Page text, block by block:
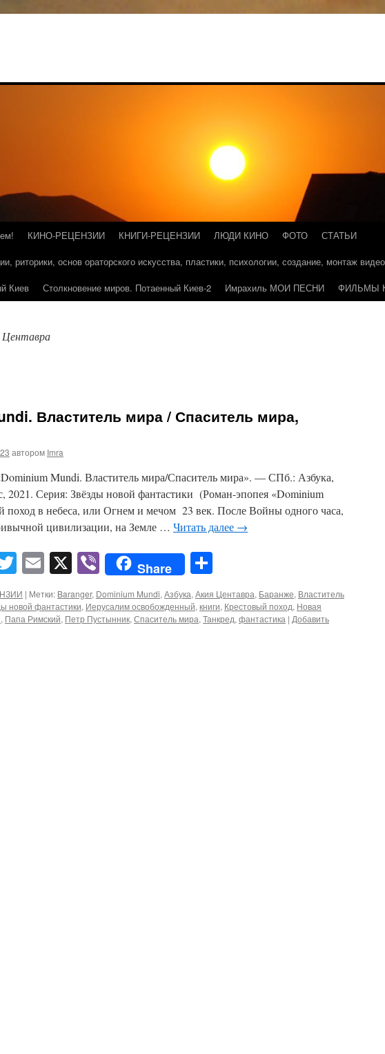
КИНО-РЕЦЕНЗИИ КНИГИ-РЕЦЕНЗИИ ЛЮДИ КИНО ФОТО
СТАТЬИ
риторики, основ ораторского искусства, пластики, психологии, создание, монтаж
Киев
Столкновение миров. Потаенный Киев-2 Имрахиль МОИ ПЕСНИ ФИЛЬМЫ
Центавра
Властитель мира / Спаситель мира,
автором Imra
Mundi. Властитель мира/Спаситель мира». — СПб.: Азбука,
2021. Серия: Звёзды новой фантастики (Роман-эпопея «Dominium
поход в небеса, или Огнем и мечом 23 век. После Войны одного часа,
цивилизации, на Земле … Читать далее →
Twitter
Email
X ViberShare
| Метки: Baranger, Dominium Mundi,Азбука,Акия Центавра, Баранже, Властитель
новой фантастики, Иерусалим освобожденный,книги, Крестовый поход, Новая
, Папа Римский, Петр Пустынник,Спаситель мира,Танкред,фантастика | Добавить